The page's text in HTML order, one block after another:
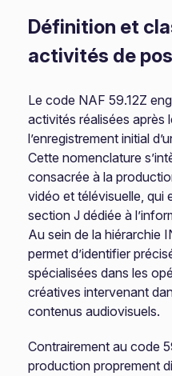
Définition et
activités de
Le code NAF 59.12Z
activités réalisées après
l’enregistrement initial
Cette nomenclature
consacrée à la
vidéo et télévisuelle, qui
section J dédiée à
Au sein de la hiérarchie
permet d’identifier
spécialisées dans les
créatives intervenant
contenus audiovisuels.
Contrairement au code
production proprement